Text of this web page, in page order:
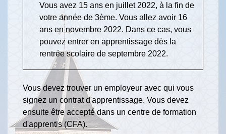
Vous avez 15 ans en juillet 2022, à la fin de
votre année de 3ème. Vous allez avoir 16
ans en novembre 2022. Dans ce cas, vous
pouvez entrer en apprentissage dès la
rentrée scolaire de septembre 2022.
Vous devez trouver un employeur avec qui vous
signez un contrat d'apprentissage. Vous devez
ensuite être accepté dans un centre de formation
d'apprentis (CFA).